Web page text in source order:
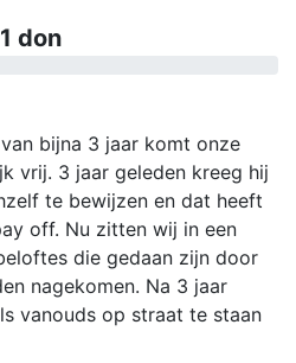
1 don
bijna 3 jaar komt onze
vrij. 3 jaar geleden kreeg hij
te bewijzen en dat heeft
off. Nu zitten wij in een
die gedaan zijn door
nagekomen. Na 3 jaar
vanouds op straat te staan